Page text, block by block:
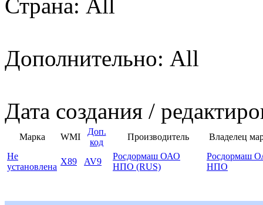
Страна: All
Дополнительно: All
Дата создания /
Марка WMI
Доп.
код
Производитель
Владелец
Не
установлена
X89 AV9
Росдормаш ОАО
НПО (RUS)
Росдормаш
НПО